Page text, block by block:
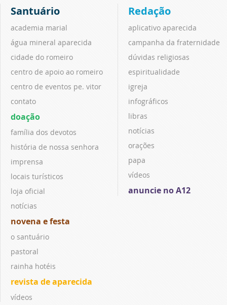
Santuário
academia marial
água mineral aparecida
cidade do romeiro
centro de apoio ao romeiro
centro de eventos pe. vitor
contato
doação
família dos devotos
história de nossa senhora
imprensa
locais turísticos
loja oficial
notícias
novena e festa
o santuário
pastoral
rainha hotéis
revista de aparecida
vídeos
Redação
aplicativo aparecida
campanha da fraternidade
dúvidas religiosas
espiritualidade
igreja
infográficos
libras
notícias
orações
papa
vídeos
anuncie no A12